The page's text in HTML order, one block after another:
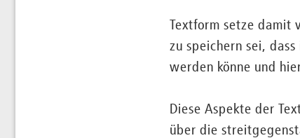
Textform setze
zu speichern sei,
werden könne und
Diese Aspekte der
über die